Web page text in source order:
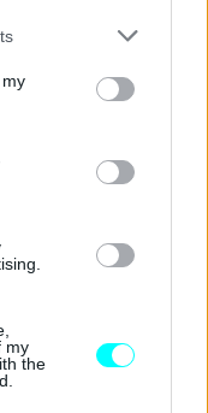
or more Google
You may click to
third-party tags to
in below Google
my
the
του
την
Συγκεκριμένα,
δρόμους
να
της